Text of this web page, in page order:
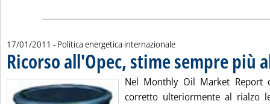
17/01/2011 - Politica energetica internazionale
Ricorso all'Opec, stime sempre più
Nel Monthly Oil Market Report
corretto ulteriormente al rialzo